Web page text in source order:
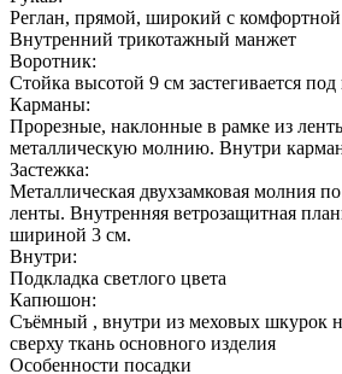
Реглан, прямой, широкий с
Внутренний трикотажный манжет
Воротник:
Стойка высотой 9 см застегивается
Карманы:
Прорезные, наклонные в рамке из
металлическую молнию. Внутри
Застежка:
Металлическая двухзамковая молния
ленты. Внутренняя ветрозащитная
шириной 3 см.
Внутри:
Подкладка светлого цвета
Капюшон:
Съёмный , внутри из меховых шкурок
сверху ткань основного изделия
Особенности посадки